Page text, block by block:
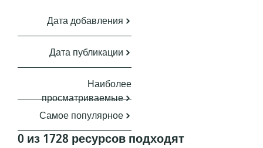
Дата добавления
Дата публикации
Наиболее
просматриваемые
Самое популярное
0 из 1728 ресурсов подходят